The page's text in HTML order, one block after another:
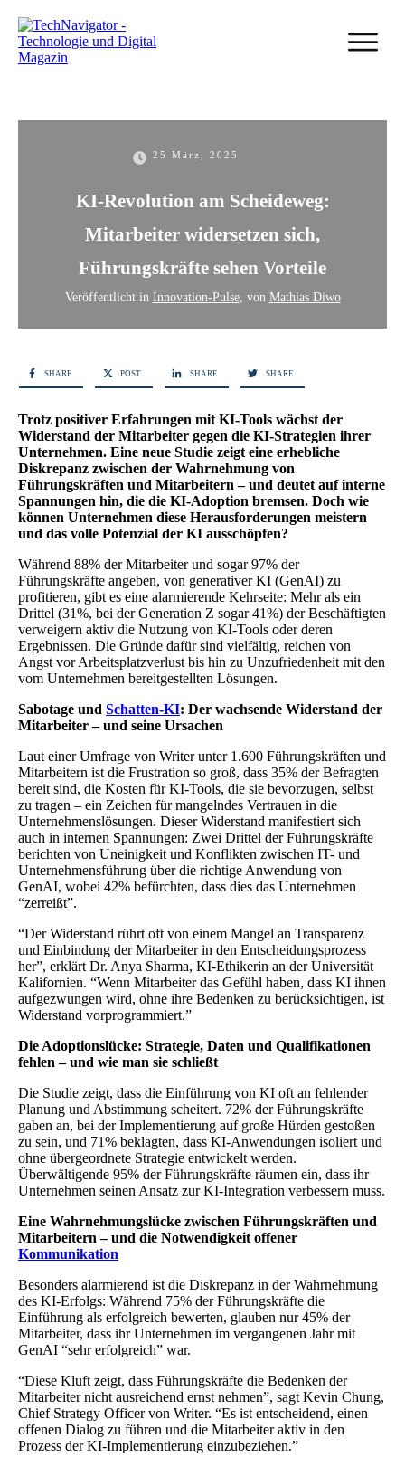
25 März, 2025
KI-Revolution am Scheideweg:
Mitarbeiter widersetzen sich,
Führungskräfte sehen Vorteile
Veröffentlicht in Innovation-Pulse, von Mathias Diwo
SHARE POST SHARE SHARE
Trotz positiver Erfahrungen mit KI-Tools wächst der
Widerstand der Mitarbeiter gegen die KI-Strategien ihrer
Unternehmen. Eine neue Studie zeigt eine erhebliche
Diskrepanz zwischen der Wahrnehmung von
Führungskräften und Mitarbeitern – und deutet auf interne
Spannungen hin, die die KI-Adoption bremsen. Doch wie
können Unternehmen diese Herausforderungen meistern
und das volle Potenzial der KI ausschöpfen?
Während 88% der Mitarbeiter und sogar 97% der
Führungskräfte angeben, von generativer KI (GenAI) zu
profitieren, gibt es eine alarmierende Kehrseite: Mehr als ein
Drittel (31%, bei der Generation Z sogar 41%) der Beschäftigten
verweigern aktiv die Nutzung von KI-Tools oder deren
Ergebnissen. Die Gründe dafür sind vielfältig, reichen von
Angst vor Arbeitsplatzverlust bis hin zu Unzufriedenheit mit den
vom Unternehmen bereitgestellten Lösungen.
Sabotage und Schatten-KI: Der wachsende Widerstand der
Mitarbeiter – und seine Ursachen
Laut einer Umfrage von Writer unter 1.600 Führungskräften und
Mitarbeitern ist die Frustration so groß, dass 35% der Befragten
bereit sind, die Kosten für KI-Tools, die sie bevorzugen, selbst
zu tragen – ein Zeichen für mangelndes Vertrauen in die
Unternehmenslösungen. Dieser Widerstand manifestiert sich
auch in internen Spannungen: Zwei Drittel der Führungskräfte
berichten von Uneinigkeit und Konflikten zwischen IT- und
Unternehmensführung über die richtige Anwendung von
GenAI, wobei 42% befürchten, dass dies das Unternehmen
“zerreißt”.
“Der Widerstand rührt oft von einem Mangel an Transparenz
und Einbindung der Mitarbeiter in den Entscheidungsprozess
her”, erklärt Dr. Anya Sharma, KI-Ethikerin an der Universität
Kalifornien. “Wenn Mitarbeiter das Gefühl haben, dass KI ihnen
aufgezwungen wird, ohne ihre Bedenken zu berücksichtigen, ist
Widerstand vorprogrammiert.”
Die Adoptionslücke: Strategie, Daten und Qualifikationen
fehlen – und wie man sie schließt
Die Studie zeigt, dass die Einführung von KI oft an fehlender
Planung und Abstimmung scheitert. 72% der Führungskräfte
gaben an, bei der Implementierung auf große Hürden gestoßen
zu sein, und 71% beklagten, dass KI-Anwendungen isoliert und
ohne übergeordnete Strategie entwickelt werden.
Überwältigende 95% der Führungskräfte räumen ein, dass ihr
Unternehmen seinen Ansatz zur KI-Integration verbessern muss.
Eine Wahrnehmungslücke zwischen Führungskräften und
Mitarbeitern – und die Notwendigkeit offener
Kommunikation
Besonders alarmierend ist die Diskrepanz in der Wahrnehmung
des KI-Erfolgs: Während 75% der Führungskräfte die
Einführung als erfolgreich bewerten, glauben nur 45% der
Mitarbeiter, dass ihr Unternehmen im vergangenen Jahr mit
GenAI “sehr erfolgreich” war.
“Diese Kluft zeigt, dass Führungskräfte die Bedenken der
Mitarbeiter nicht ausreichend ernst nehmen”, sagt Kevin Chung,
Chief Strategy Officer von Writer. “Es ist entscheidend, einen
offenen Dialog zu führen und die Mitarbeiter aktiv in den
Prozess der KI-Implementierung einzubeziehen.”